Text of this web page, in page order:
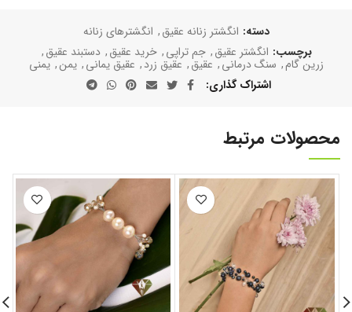
دسته: انگشتر زنانه عقیق, انگشترهای زنانه
برچسب: انگشتر عقیق, جم تراپی, خرید عقیق, دستبند عقیق,
زرین گام, سنگ درمانی, عقیق, عقیق زرد, عقیق یمانی, یمن, یمنی
اشتراک گذاری
محصولات مرتبط